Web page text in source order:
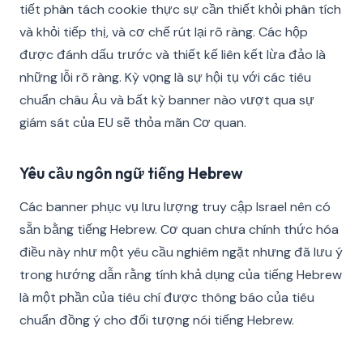
tiết phân tách cookie thực sự cần thiết khỏi phân tích
và khỏi tiếp thị, và cơ chế rút lại rõ ràng. Các hộp
được đánh dấu trước và thiết kế liên kết lừa đảo là
những lỗi rõ ràng. Kỳ vọng là sự hội tụ với các tiêu
chuẩn châu Âu và bất kỳ banner nào vượt qua sự
giám sát của EU sẽ thỏa mãn Cơ quan.
Yêu cầu ngôn ngữ tiếng Hebrew
Các banner phục vụ lưu lượng truy cập Israel nên có
sẵn bằng tiếng Hebrew. Cơ quan chưa chính thức hóa
điều này như một yêu cầu nghiêm ngặt nhưng đã lưu ý
trong hướng dẫn rằng tính khả dụng của tiếng Hebrew
là một phần của tiêu chí được thông báo của tiêu
chuẩn đồng ý cho đối tượng nói tiếng Hebrew.